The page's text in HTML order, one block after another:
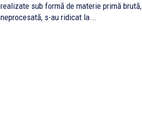
realizate sub formă de materie primă brută,
neprocesată, s-au ridicat la...